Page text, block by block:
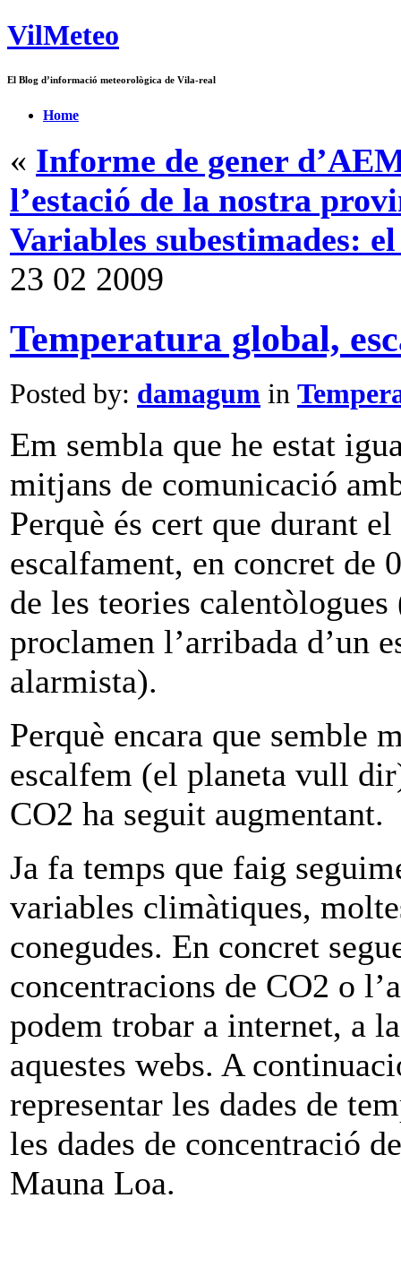
VilMeteo
El Blog d’informació meteorològica de Vila-real
Home
« Informe de gener
l’estació de la nostra
Variables subestimades:
23 02 2009
Temperatura global,
Posted by: damagum in
Em sembla que he estat
mitjans de comunicació
Perquè és cert que durant
escalfament, en concret de
de les teories
proclamen l’arribada d’un
alarmista).
Perquè encara que semble
escalfem (el planeta vull
CO2 ha seguit augmentant.
Ja fa temps que faig
variables climàtiques,
conegudes. En concret
concentracions de CO2 o
podem trobar a internet, a
aquestes webs. A
representar les dades de
les dades de concentració
Mauna Loa.